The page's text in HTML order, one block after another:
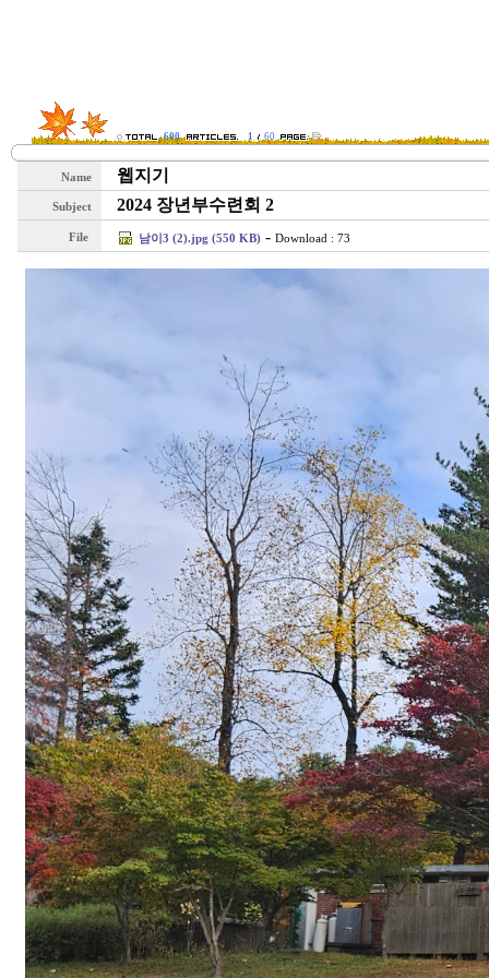
600 1 60
Name 웹지기
Subject 2024 장년부수련회 2
File 남이3 (2).jpg (550 KB) - Download : 73